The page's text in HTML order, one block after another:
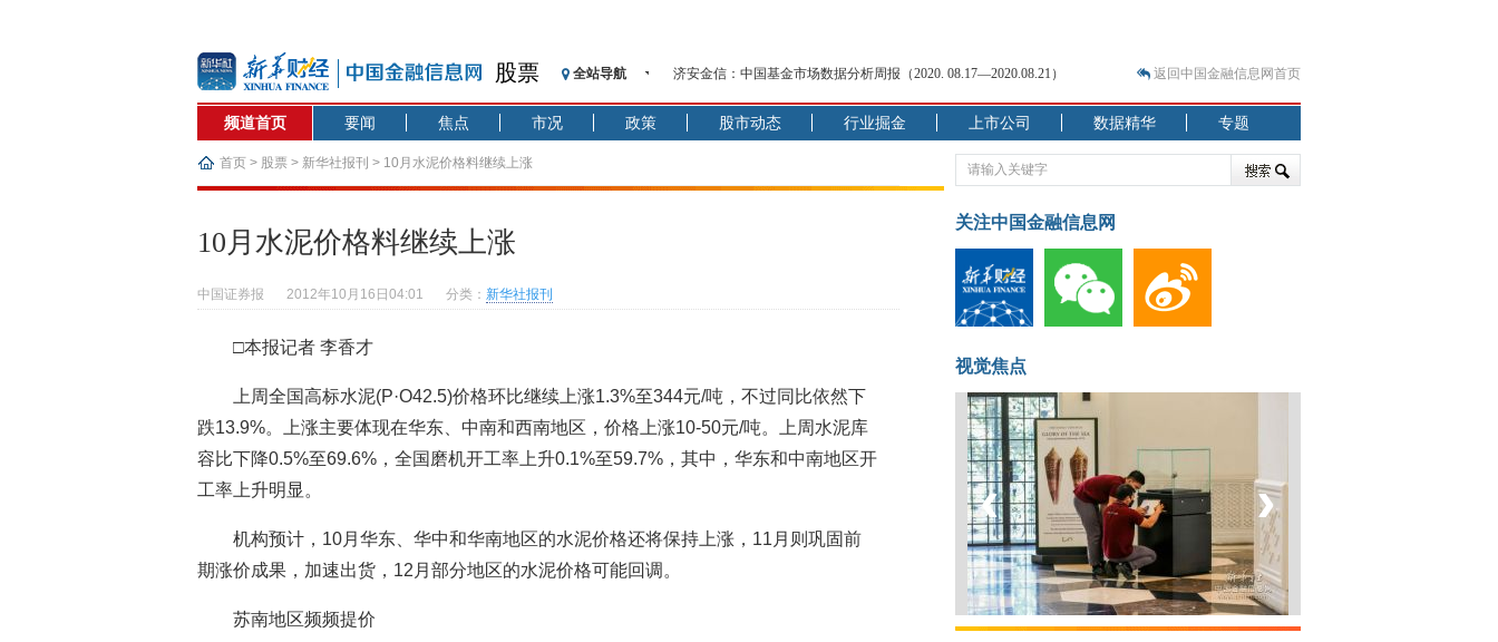
股票 全站导航
济安金信：中国基金市场数据分析周报（2020. 08.17—2020.08.21）
【见·闻】疫情下，新加坡旅游业步履维艰
记者手记：疫情下的香港零售业如何浴火重生？
【见·闻】疫情下一家香港传统零售商的转型突围之旅
济安金信：中国基金市场数据分析周报（2020. 07.27—2020.07.31）
【新华财经调查】同业存单、结构性存款玩起“跷跷板” 结构性失衡藏
央行公开市场净投放300亿元 短端资金利率明显下行
基本面及股市双轮冲击 债市回调十年期债表现最弱
恒生聚源：北斗收官之星发射成功，全产业链解析
返回中国金融信息网首页
频道首页 要闻 焦点 市况 政策 股市动态 行业掘金 上市公司 数据精华 专题
首页 > 股票 > 新华社报刊 > 10月水泥价格料继续上涨
10月水泥价格料继续上涨
中国证券报 2012年10月16日04:01 分类： 新华社报刊
□本报记者 李香才
上周全国高标水泥(P·O42.5)价格环比继续上涨1.3%至344元/吨，不过同比依然下
跌13.9%。上涨主要体现在华东、中南和西南地区，价格上涨10-50元/吨。上周水泥库
容比下降0.5%至69.6%，全国磨机开工率上升0.1%至59.7%，其中，华东和中南地区开
工率上升明显。
机构预计，10月华东、华中和华南地区的水泥价格还将保持上涨，11月则巩固前
期涨价成果，加速出货，12月部分地区的水泥价格可能回调。
苏南地区频频提价
关注中国金融信息网
视觉焦点
菲律宾：防疫降级
‹ ›